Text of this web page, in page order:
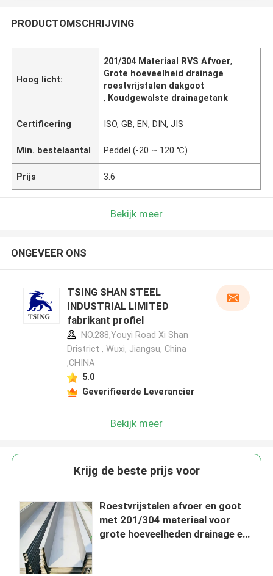
PRODUCTOMSCHRIJVING
Hoog licht:
201/304 Materiaal RVS Afvoer,
Grote hoeveelheid drainage
roestvrijstalen dakgoot
, Koudgewalste drainagetank
Certificering ISO, GB, EN, DIN, JIS
Min. bestelaantal Peddel (-20 ~ 120 ℃)
Prijs 3.6
Bekijk meer
ONGEVEER ONS
TSING SHAN STEEL
INDUSTRIAL LIMITED
fabrikant profiel
NO.288,Youyi Road Xi Shan
Dristrict , Wuxi, Jiangsu, China
,CHINA
5.0
Geverifieerde Leverancier
Bekijk meer
Krijg de beste prijs voor
Roestvrijstalen afvoer en goot
met 201/304 materiaal voor
grote hoeveelheden drainage en